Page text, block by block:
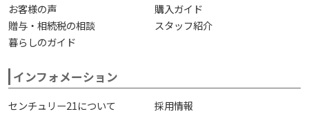
お客様の声
購入ガイド
贈与・相続税の相談
スタッフ紹介
暮らしのガイド
インフォメーション
センチュリー21について
採用情報